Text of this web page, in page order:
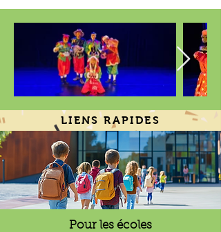
LIENS RAPIDES
Pour les écoles